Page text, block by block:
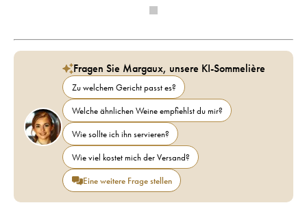
Fragen Sie Margaux, unsere KI-Sommelière
Zu welchem Gericht passt es?
Welche ähnlichen Weine empfiehlst du mir?
Wie sollte ich ihn servieren?
Wie viel kostet mich der Versand?
Eine weitere Frage stellen